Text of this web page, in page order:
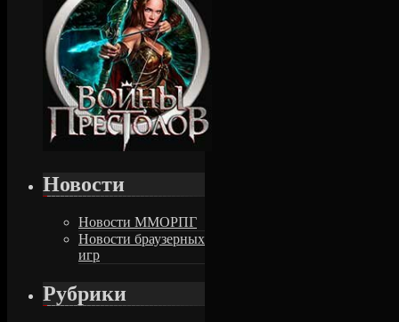
Новости
Новости ММОРПГ
Новости браузерных
игр
Рубрики